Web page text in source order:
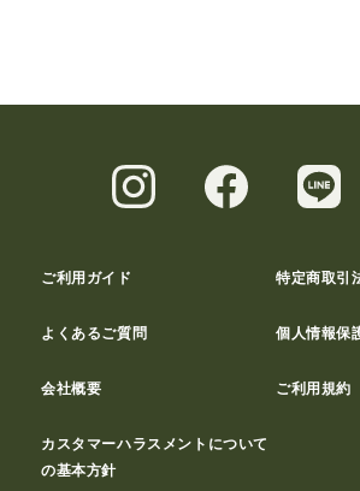
ご利用ガイド 特定商取引
よくあるご質問 個人情報保
会社概要 ご利用規約
カスタマーハラスメントについて
の基本方針